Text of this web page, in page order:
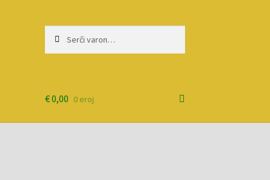
€0,00 0 eroj